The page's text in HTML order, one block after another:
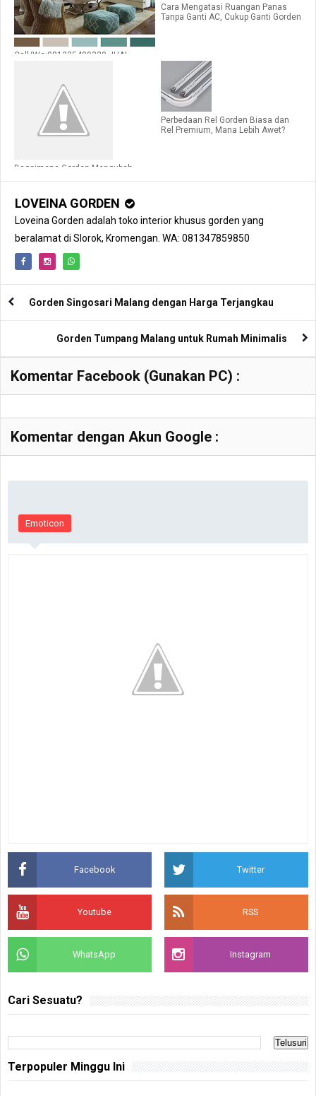
Call/Wa:081235480320.JUAL
Cara Mengatasi Ruangan Panas
Tanpa Ganti AC, Cukup Ganti Gorden
Bagaimana Gorden Mengubah
Perbedaan Rel Gorden Biasa dan
Rel Premium, Mana Lebih Awet?
LOVEINA GORDEN
Loveina Gorden adalah toko interior khusus gorden yang
beralamat di Slorok, Kromengan. WA: 081347859850
Gorden Singosari Malang dengan Harga Terjangkau
Gorden Tumpang Malang untuk Rumah Minimalis
Komentar Facebook (Gunakan PC) :
Komentar dengan Akun Google :
Emoticon
Facebook Twitter
Youtube RSS
WhatsApp Instagram
Cari Sesuatu?
Terpopuler Minggu Ini